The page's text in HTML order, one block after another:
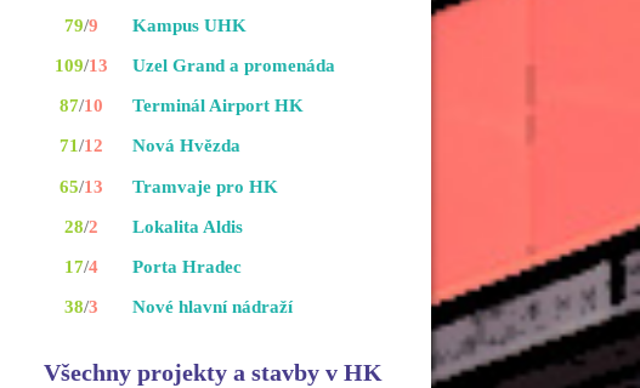
79/9
109/13
87/10
71/12
65/13
28/2
17/4
38/3
Kampus UHK
Uzel Grand a promenáda
Terminál Airport HK
Nová Hvězda
Tramvaje pro HK
Lokalita Aldis
Porta Hradec
Nové hlavní nádraží
Všechny projekty a stavby v HK